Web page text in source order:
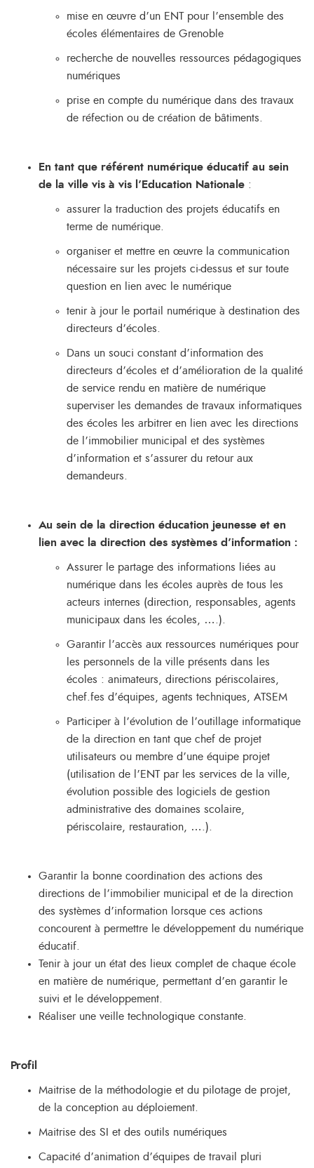
mise en œuvre d’un ENT pour l’ensemble des
écoles élémentaires de Grenoble
recherche de nouvelles ressources pédagogiques
numériques
prise en compte du numérique dans des travaux
de réfection ou de création de bâtiments.
En tant que référent numérique éducatif au sein
de la ville vis à vis l’Education Nationale :
assurer la traduction des projets éducatifs en
terme de numérique.
organiser et mettre en œuvre la communication
nécessaire sur les projets ci-dessus et sur toute
question en lien avec le numérique
tenir à jour le portail numérique à destination des
directeurs d’écoles.
Dans un souci constant d’information des
directeurs d’écoles et d’amélioration de la qualité
de service rendu en matière de numérique
superviser les demandes de travaux informatiques
des écoles les arbitrer en lien avec les directions
de l’immobilier municipal et des systèmes
d’information et s’assurer du retour aux
demandeurs.
Au sein de la direction éducation jeunesse et en
lien avec la direction des systèmes d’information :
Assurer le partage des informations liées au
numérique dans les écoles auprès de tous les
acteurs internes (direction, responsables, agents
municipaux dans les écoles, ….).
Garantir l’accès aux ressources numériques pour
les personnels de la ville présents dans les
écoles : animateurs, directions périscolaires,
chef.fes d’équipes, agents techniques, ATSEM
Participer à l’évolution de l’outillage informatique
de la direction en tant que chef de projet
utilisateurs ou membre d’une équipe projet
(utilisation de l’ENT par les services de la ville,
évolution possible des logiciels de gestion
administrative des domaines scolaire,
périscolaire, restauration, ….).
Garantir la bonne coordination des actions des
directions de l’immobilier municipal et de la direction
des systèmes d’information lorsque ces actions
concourent à permettre le développement du numérique
éducatif.
Tenir à jour un état des lieux complet de chaque école
en matière de numérique, permettant d’en garantir le
suivi et le développement.
Réaliser une veille technologique constante.
Profil
Maitrise de la méthodologie et du pilotage de projet,
de la conception au déploiement.
Maitrise des SI et des outils numériques
Capacité d’animation d’équipes de travail pluri